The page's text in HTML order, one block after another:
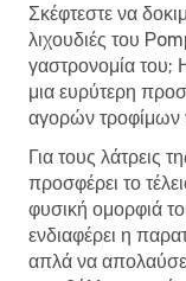
Σκέφτεστε να
λιχουδιές του
γαστρονομία
μια ευρύτερη
αγορών τροφίμων
Για τους λάτρεις
προσφέρει το
φυσική ομορφιά
ενδιαφέρει η
απλά να